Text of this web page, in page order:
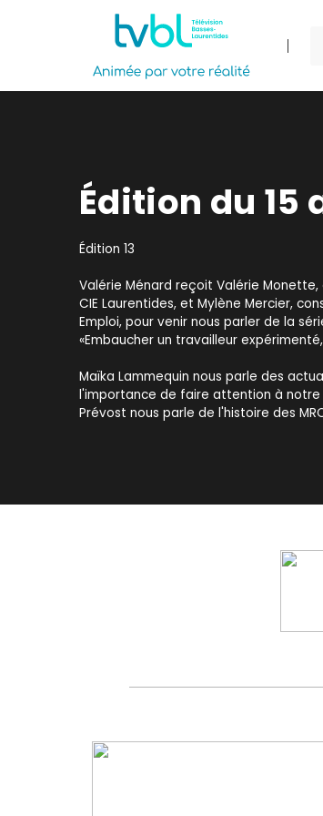
Édition du 15
Édition 13
Valérie Ménard reçoit Valérie
CIE Laurentides, et Mylène Mercier,
Emploi, pour venir nous parler de la
«Embaucher un travailleur
Maïka Lammequin nous parle des
l'importance de faire attention à notre
Prévost nous parle de l'histoire des